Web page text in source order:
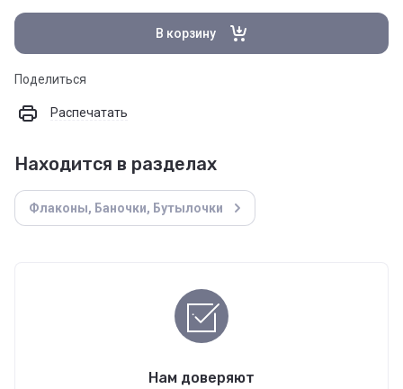
В корзину
Поделиться
Распечатать
Находится в разделах
Флаконы, Баночки, Бутылочки
Нам доверяют